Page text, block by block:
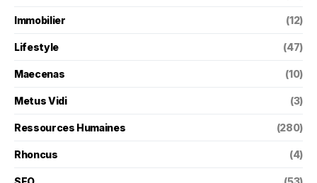
Immobilier (12)
Lifestyle (47)
Maecenas (10)
Metus Vidi (3)
Ressources Humaines (280)
Rhoncus (4)